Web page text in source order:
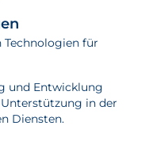
Technologien für
und Entwicklung
in der
Diensten.